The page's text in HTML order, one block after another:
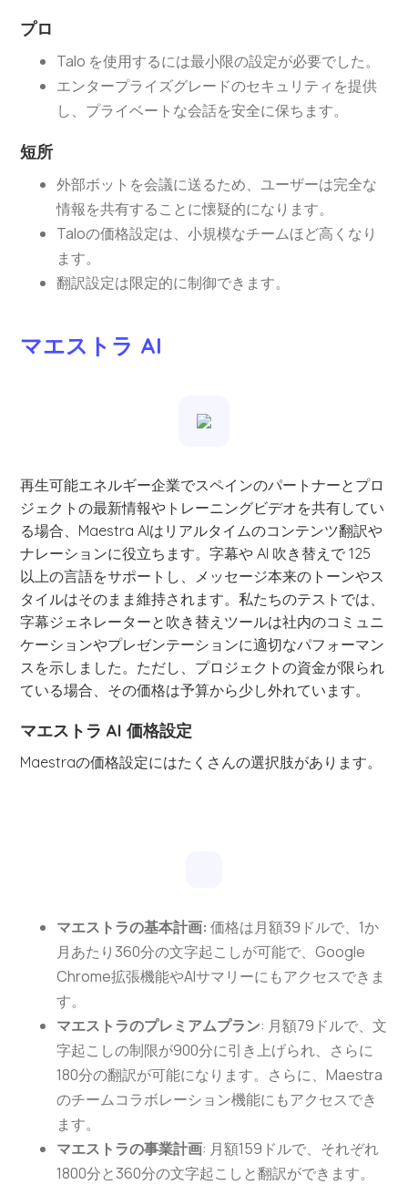
プロ
Talo を使用するには最小限の設定が必要でした。
エンタープライズグレードのセキュリティを提供
し、プライベートな会話を安全に保ちます。
短所
外部ボットを会議に送るため、ユーザーは完全な
情報を共有することに懐疑的になります。
Taloの価格設定は、小規模なチームほど高くなり
ます。
翻訳設定は限定的に制御できます。
マエストラ AI
再生可能エネルギー企業でスペインのパートナーとプロ
ジェクトの最新情報やトレーニングビデオを共有してい
る場合、Maestra AIはリアルタイムのコンテンツ翻訳や
ナレーションに役立ちます。字幕や AI 吹き替えで 125
以上の言語をサポートし、メッセージ本来のトーンやス
タイルはそのまま維持されます。私たちのテストでは、
字幕ジェネレーターと吹き替えツールは社内のコミュニ
ケーションやプレゼンテーションに適切なパフォーマン
スを示しました。ただし、プロジェクトの資金が限られ
ている場合、その価格は予算から少し外れています。
マエストラ AI 価格設定
Maestraの価格設定にはたくさんの選択肢があります。
マエストラの基本計画:価格は月額39ドルで、1か
月あたり360分の文字起こしが可能で、Google
Chrome拡張機能やAIサマリーにもアクセスできま
す。
マエストラのプレミアムプラン: 月額79ドルで、文
字起こしの制限が900分に引き上げられ、さらに
180分の翻訳が可能になります。さらに、Maestra
のチームコラボレーション機能にもアクセスでき
ます。
マエストラの事業計画: 月額159ドルで、それぞれ
1800分と360分の文字起こしと翻訳ができます。